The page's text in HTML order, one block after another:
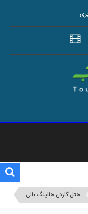
هتل گاردن هانینگ بالی